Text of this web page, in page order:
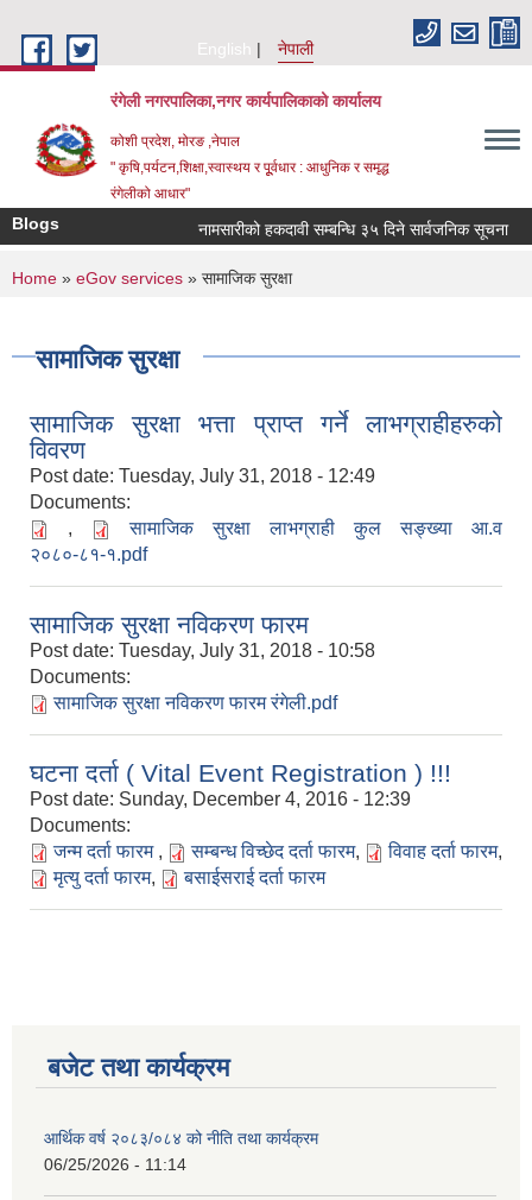
English
नेपाली
रंगेली नगरपालिका,नगर कार्यपालिकाको कार्यालय
कोशी प्रदेश, मोरङ ,नेपाल
" कृषि,पर्यटन,शिक्षा,स्वास्थय र पूूर्वधार : आधुनिक र समृद्ध
रंगेलीको आधार"
Blogs नामसारीको हकदावी सम्बन्धि ३५ दिने सार्वजनिक सूचना
You are here
Home » eGov services » सामाजिक सुरक्षा
सामाजिक सुरक्षा
सामाजिक सुरक्षा भत्ता प्राप्त गर्ने लाभग्राहीहरुको
विवरण
Post date: Tuesday, July 31, 2018 - 12:49
Documents:
,
सामाजिक सुरक्षा लाभग्राही कुल सङ्ख्या आ.व
२०८०-८१-१.pdf
सामाजिक सुरक्षा नविकरण फारम
Post date: Tuesday, July 31, 2018 - 10:58
Documents:
सामाजिक सुरक्षा नविकरण फारम रंगेली.pdf
घटना दर्ता ( Vital Event Registration ) !!!
Post date: Sunday, December 4, 2016 - 12:39
Documents:
जन्म दर्ता फारम , सम्बन्ध विच्छेद दर्ता फारम, विवाह दर्ता फारम,
मृत्यु दर्ता फारम, बसाईसराई दर्ता फारम
बजेट तथा कार्यक्रम
आर्थिक वर्ष २०८३/०८४ को नीति तथा कार्यक्रम
06/25/2026 - 11:14